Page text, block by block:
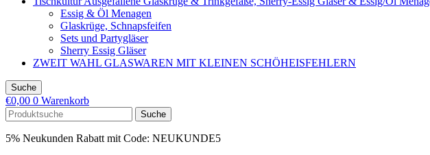
Essig & Öl Menagen
Glaskrüge, Schnapsfeifen
Sets und Partygläser
Sherry Essig Gläser
ZWEIT WAHL GLASWAREN MIT KLEINEN SCHÖHEISFEHLERN
Suche
€0,00 0 Warenkorb
Suche
5% Neukunden Rabatt mit Code: NEUKUNDE5